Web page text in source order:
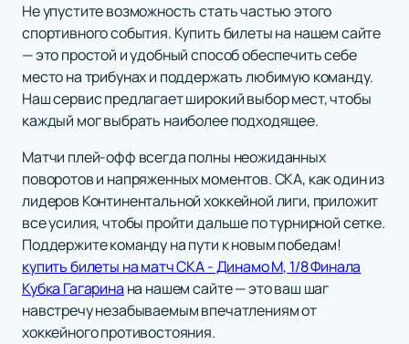
Не упустите возможность стать частью этого
спортивного события. Купить билеты на нашем сайте
— это простой и удобный способ обеспечить себе
место на трибунах и поддержать любимую команду.
Наш сервис предлагает широкий выбор мест, чтобы
каждый мог выбрать наиболее подходящее.
Матчи плей-офф всегда полны неожиданных
поворотов и напряженных моментов. СКА, как один из
лидеров Континентальной хоккейной лиги, приложит
все усилия, чтобы пройти дальше по турнирной сетке.
Поддержите команду на пути к новым победам!
купить билеты на матч СКА - Динамо М, 1/8 Финала
Кубка Гагарина на нашем сайте — это ваш шаг
навстречу незабываемым впечатлениям от
хоккейного противостояния.